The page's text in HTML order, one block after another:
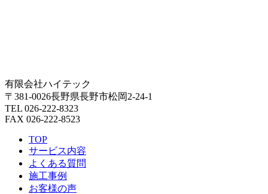
有限会社ハイテック
〒381-0026長野県長野市松岡2-24-1
TEL 026-222-8323
FAX 026-222-8523
TOP
サービス内容
よくある質問
施工事例
お客様の声